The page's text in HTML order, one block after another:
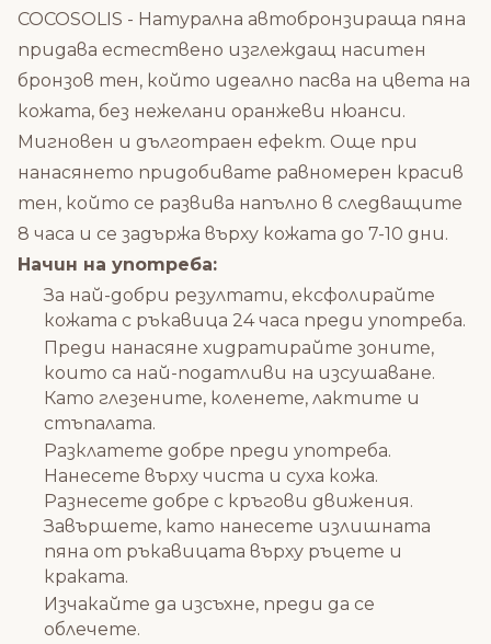
COCOSOLIS - Натурална автобронзираща пяна
придава естествено изглеждащ наситен
бронзов тен, който идеално пасва на цвета на
кожата, без нежелани оранжеви нюанси.
Мигновен и дълготраен ефект. Още при
нанасянето придобивате равномерен красив
тен, който се развива напълно в следващите
8 часа и се задържа върху кожата до 7-10 дни.
Начин на употреба:
За най-добри резултати, ексфолирайте
кожата с ръкавица 24 часа преди употреба.
Преди нанасяне хидратирайте зоните,
които са най-податливи на изсушаване.
Като глезените, коленете, лактите и
стъпалата.
Разклатете добре преди употреба.
Нанесете върху чиста и суха кожа.
Разнесете добре с кръгови движения.
Завършете, като нанесете излишната
пяна от ръкавицата върху ръцете и
краката.
Изчакайте да изсъхне, преди да се
облечете.